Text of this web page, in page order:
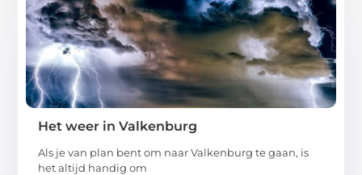
Het weer in Valkenburg
Als je van plan bent om naar Valkenburg te gaan, is
het altijd handig om